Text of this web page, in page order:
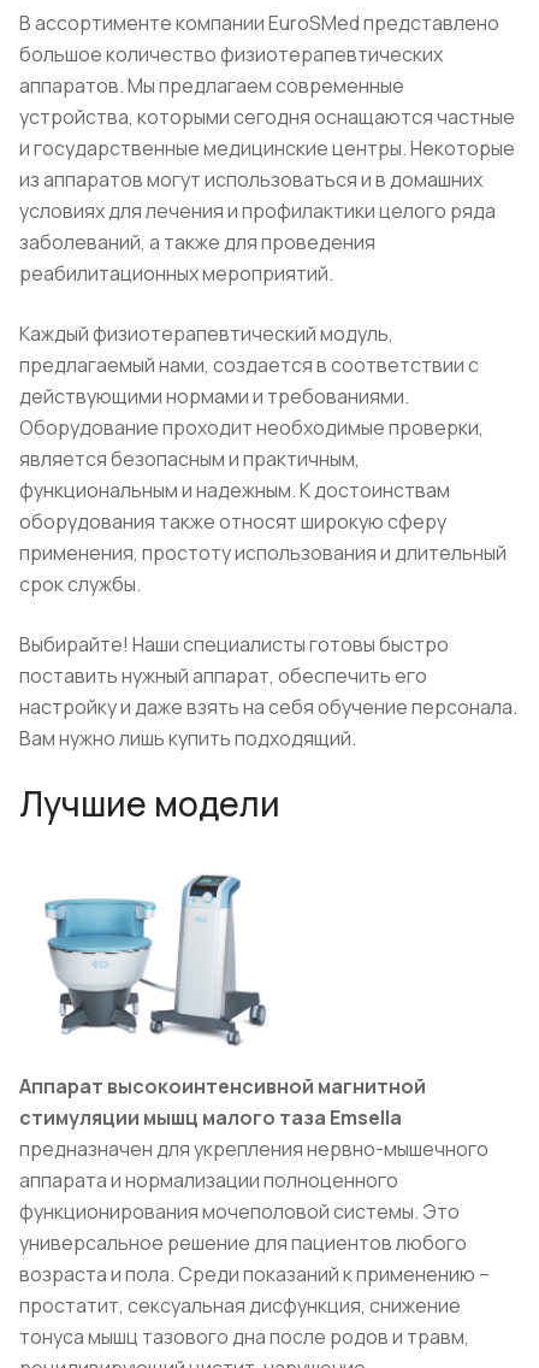
В ассортименте компании EuroSMed представлено
большое количество физиотерапевтических
аппаратов. Мы предлагаем современные
устройства, которыми сегодня оснащаются частные
и государственные медицинские центры. Некоторые
из аппаратов могут использоваться и в домашних
условиях для лечения и профилактики целого ряда
заболеваний, а также для проведения
реабилитационных мероприятий.
Каждый физиотерапевтический модуль,
предлагаемый нами, создается в соответствии с
действующими нормами и требованиями.
Оборудование проходит необходимые проверки,
является безопасным и практичным,
функциональным и надежным. К достоинствам
оборудования также относят широкую сферу
применения, простоту использования и длительный
срок службы.
Выбирайте! Наши специалисты готовы быстро
поставить нужный аппарат, обеспечить его
настройку и даже взять на себя обучение персонала.
Вам нужно лишь купить подходящий.
Лучшие модели
Аппарат высокоинтенсивной магнитной
стимуляции мышц малого таза Emsella
предназначен для укрепления нервно-мышечного
аппарата и нормализации полноценного
функционирования мочеполовой системы. Это
универсальное решение для пациентов любого
возраста и пола. Среди показаний к применению –
простатит, сексуальная дисфункция, снижение
тонуса мышц тазового дна после родов и травм,